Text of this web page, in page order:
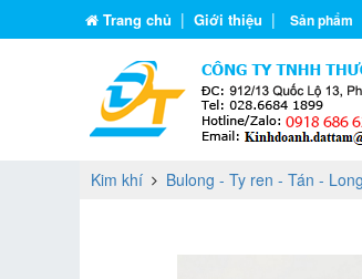
Trang chủ | Giới thiệu | Sản phẩm
Kim khí Bulong - Ty ren - Tán -